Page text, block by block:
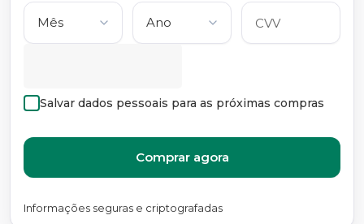
Salvar dados pessoais para as próximas compras
Comprar agora
Informações seguras e criptografadas